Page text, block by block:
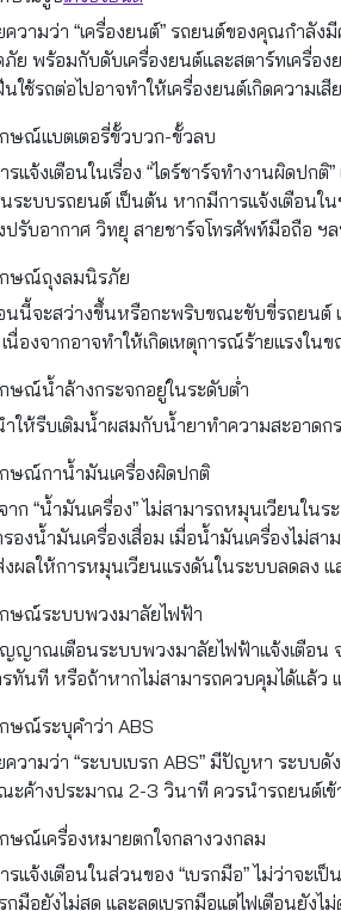
วามว่า “เครื่องยนต์” รถยนต์ของคุณกำลั
ย พร้อมกับดับเครื่องยนต์และสตาร์ทเครื่อง
ใช้รถต่อไปอาจทำให้เครื่องยนต์เกิดความเ
ษณ์แบตเตอรี่ขั้วบวก-ขั้วลบ
รแจ้งเตือนในเรื่อง “ไดร์ชาร์จทำงานผิดปก
ระบบรถยนต์ เป็นต้น หากมีการแจ้งเตือน
ปรับอากาศ วิทยุ สายชาร์จโทรศัพท์มือถือ ฯ
ษณ์ถุงลมนิรภัย
นนี้จะสว่างขึ้นหรือกะพริบขณะขับขี่รถยนต์
นื่องจากอาจทำให้เกิดเหตุการณ์ร้ายแรงใน
ษณ์น้ำล้างกระจกอยู่ในระดับต่ำ
ให้รีบเติมน้ำผสมกับน้ำยาทำความสะอาดก
ษณ์กาน้ำมันเครื่องผิดปกติ
าก “น้ำมันเครื่อง” ไม่สามารถหมุนเวียนใน
องน้ำมันเครื่องเสื่อม เมื่อน้ำมันเครื่องไม่ส
ผลให้การหมุนเวียนแรงดันในระบบลดลง
ษณ์ระบบพวงมาลัยไฟฟ้า
ญาณเตือนระบบพวงมาลัยไฟฟ้าแจ้งเตือน
ทันที หรือถ้าหากไม่สามารถควบคุมได้แล้ว
ษณ์ระบุคำว่า ABS
วามว่า “ระบบเบรก ABS” มีปัญหา ระบบดั
ค้างประมาณ 2-3 วินาที ควรนำรถยนต์เข้
ณ์เครื่องหมายตกใจกลางวงกลม
รแจ้งเตือนในส่วนของ “เบรกมือ” ไม่ว่าจะ
กมือยังไม่สุด และลดเบรกมือแต่ไฟเตือนยัง